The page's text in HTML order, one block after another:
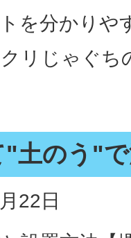
を分かりや
リじゃぐち
"土のう"
22日